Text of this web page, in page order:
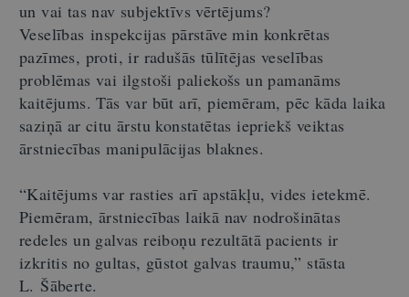
un vai tas nav subjektīvs vērtējums?
Veselības inspekcijas pārstāve min konkrētas
pazīmes, proti, ir radušās tūlītējas veselības
problēmas vai ilgstoši paliekošs un pamanāms
kaitējums. Tās var būt arī, piemēram, pēc kāda laika
saziņā ar citu ārstu konstatētas iepriekš veiktas
ārstniecības manipulācijas blaknes.
“Kaitējums var rasties arī apstākļu, vides ietekmē.
Piemēram, ārstniecības laikā nav nodrošinātas
redeles un galvas reiboņu rezultātā pacients ir
izkritis no gultas, gūstot galvas traumu,” stāsta
L. Šāberte.